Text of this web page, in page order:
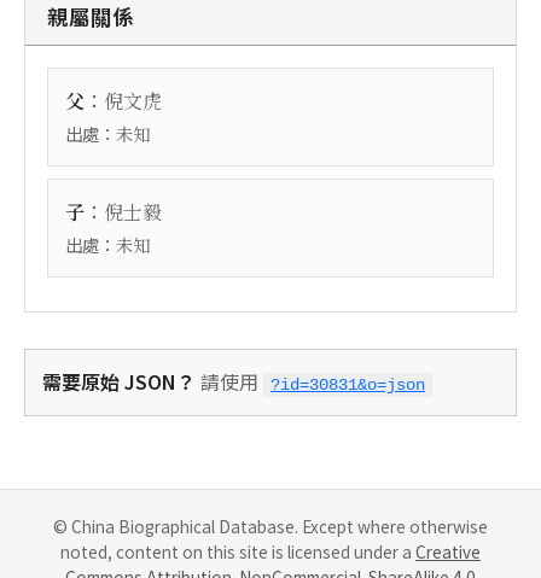
親屬關係
父 ： 倪文虎
出處： 未知
子 ： 倪士毅
出處： 未知
需要原始 JSON？ 請使用 ?id=30831&o=json
© China Biographical Database. Except where otherwise
noted, content on this site is licensed under a Creative